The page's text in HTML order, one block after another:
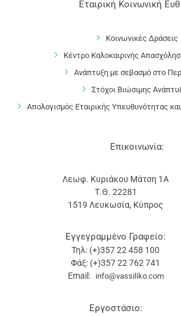
Εταιρική Κοινωνική
Κοινωνικές Δράσεις
Κέντρο Καλοκαιρινής
Ανάπτυξη με σεβασμό στο
Στόχοι Βιώσιμης
Απολογισμός Εταιρικής Υπευθυνότητας
Επικοινωνία:
Λεωφ. Κυριάκου Μάτση 1Α
Τ.Θ. 22281
1519 Λευκωσία, Κύπρος
Εγγεγραμμένο Γραφείο:
Τηλ: (+)357 22 458 100
Φάξ: (+)357 22 762 741
Email: info@vassiliko.com
Εργοστάσιο: